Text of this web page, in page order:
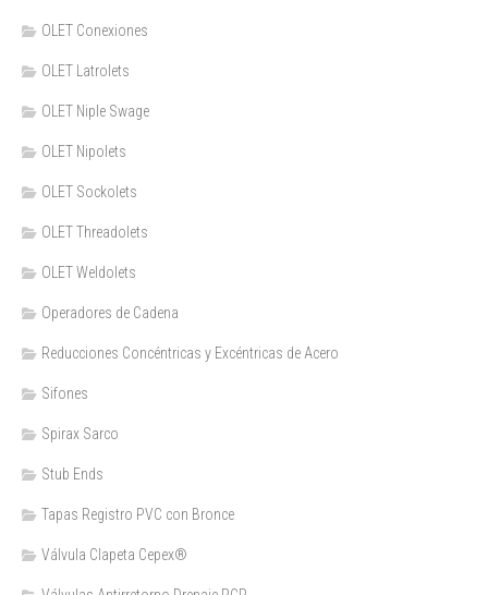
OLET Conexiones
OLET Latrolets
OLET Niple Swage
OLET Nipolets
OLET Sockolets
OLET Threadolets
OLET Weldolets
Operadores de Cadena
Reducciones Concéntricas y Excéntricas de Acero
Sifones
Spirax Sarco
Stub Ends
Tapas Registro PVC con Bronce
Válvula Clapeta Cepex®